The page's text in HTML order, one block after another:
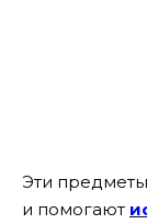
Эти
и помогают